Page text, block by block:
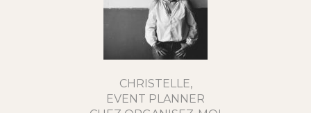
CHRISTELLE,
EVENT PLANNER